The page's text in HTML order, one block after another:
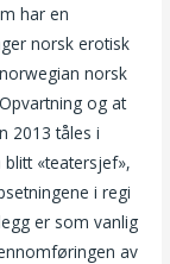
har en
norsk erotisk
norsk
og at
2013 tåles i
«teatersjef»,
i regi
er som vanlig
av